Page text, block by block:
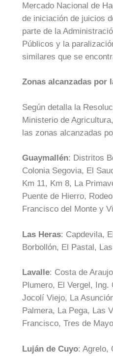
Mercado Nacional de
de iniciación de juicios
parte de la
Públicos y la
similares que se
Zonas alcanzadas por
Según detalla la
Ministerio de
las zonas alcanzadas
Guaymallén: Distritos
Colonia Segovia, El
Km 11, Km 8, La
Puente de Hierro,
Francisco del Monte y
Las Heras: Capdevila,
Borbollón, El Pastal,
Lavalle: Costa de
Plumero, El Vergel,
Jocolí Viejo, La
Palmera, La Pega, Las
Francisco, Tres de
Luján de Cuyo: Agrelo,